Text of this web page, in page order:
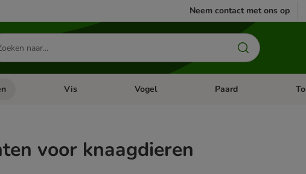
Neem contact met ons op
menu: ApotheekOpen categorie menu: Kleine dieren
Vis Open categorie menu: Vis
Vogel Open categorie menu:
Paard
voor knaagdieren